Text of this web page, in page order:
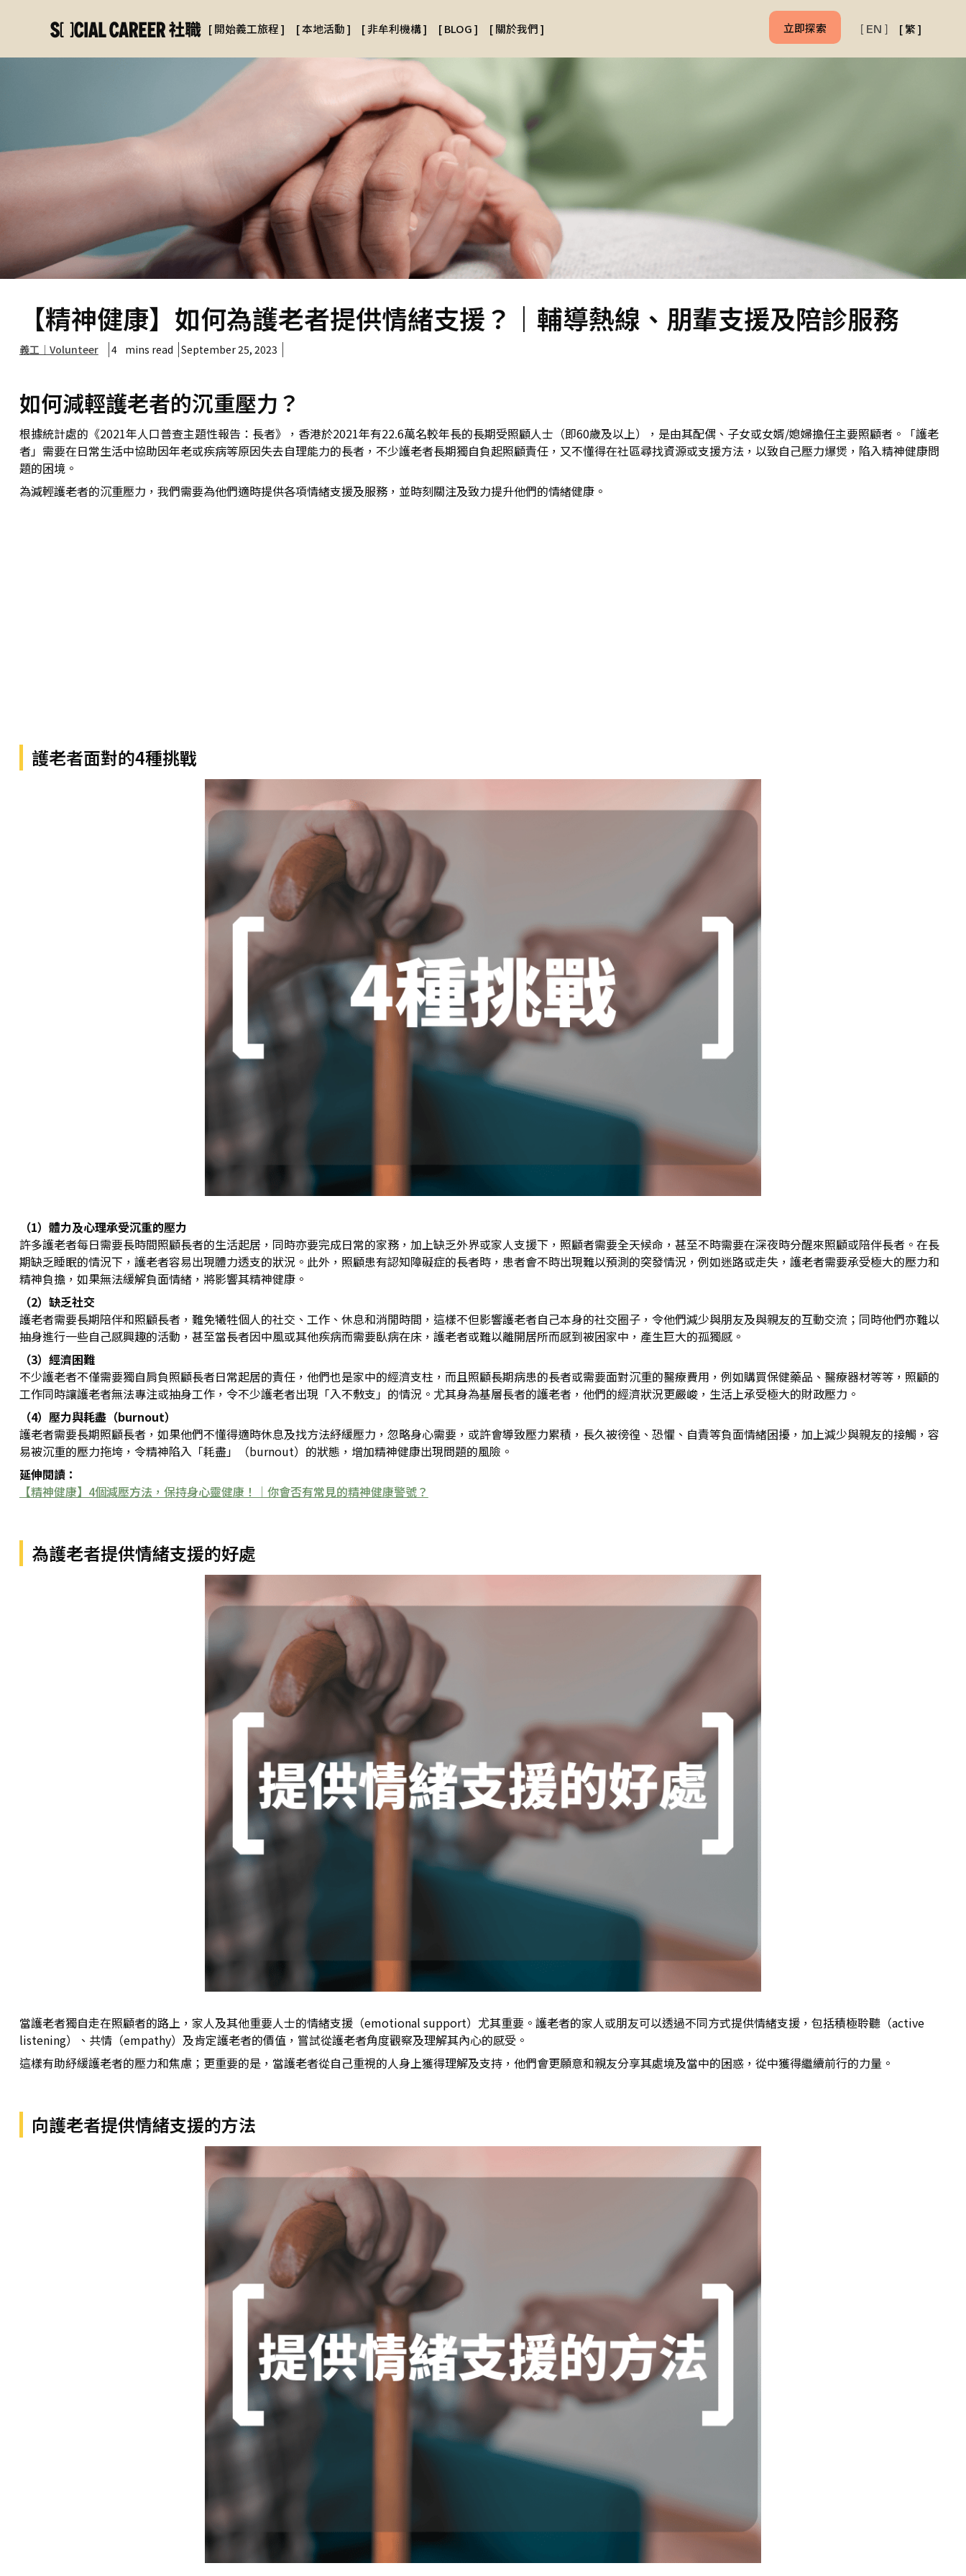
[開始義工旅程] [本地活動] [非牟利機構] [BLOG] [關於我們] 立即探索 [ EN ] [繁]
【精神健康】如何為護老者提供情緒支援？｜輔導熱線、朋輩支援及陪診服務
義工｜Volunteer 4 mins read September 25, 2023
如何減輕護老者的沉重壓力？
根據統計處的《2021年人口普查主題性報告：長者》，香港於2021年有22.6萬名較年長的長期受照顧人士（即60歲及以上），是由其配偶、子女或女婿/媳婦擔任主要照顧者。「護老
者」需要在日常生活中協助因年老或疾病等原因失去自理能力的長者，不少護老者長期獨自負起照顧責任，又不懂得在社區尋找資源或支援方法，以致自己壓力爆煲，陷入精神健康問
題的困境。
為減輕護老者的沉重壓力，我們需要為他們適時提供各項情緒支援及服務，並時刻關注及致力提升他們的情緒健康。
護老者面對的4種挑戰
（1）體力及心理承受沉重的壓力
許多護老者每日需要長時間照顧長者的生活起居，同時亦要完成日常的家務，加上缺乏外界或家人支援下，照顧者需要全天候命，甚至不時需要在深夜時分醒來照顧或陪伴長者。在長
期缺乏睡眠的情況下，護老者容易出現體力透支的狀況。此外，照顧患有認知障礙症的長者時，患者會不時出現難以預測的突發情況，例如迷路或走失，護老者需要承受極大的壓力和
精神負擔，如果無法緩解負面情緒，將影響其精神健康。
（2）缺乏社交
護老者需要長期陪伴和照顧長者，難免犧牲個人的社交、工作、休息和消閒時間，這樣不但影響護老者自己本身的社交圈子，令他們減少與朋友及與親友的互動交流；同時他們亦難以
抽身進行一些自己感興趣的活動，甚至當長者因中風或其他疾病而需要臥病在床，護老者或難以離開居所而感到被困家中，產生巨大的孤獨感。
（3）經濟困難
不少護老者不僅需要獨自肩負照顧長者日常起居的責任，他們也是家中的經濟支柱，而且照顧長期病患的長者或需要面對沉重的醫療費用，例如購買保健藥品、醫療器材等等，照顧的
工作同時讓護老者無法專注或抽身工作，令不少護老者出現「入不敷支」的情況。尤其身為基層長者的護老者，他們的經濟狀況更嚴峻，生活上承受極大的財政壓力。
（4）壓力與耗盡（burnout）
護老者需要長期照顧長者，如果他們不懂得適時休息及找方法紓緩壓力，忽略身心需要，或許會導致壓力累積，長久被徬徨、恐懼、自責等負面情緒困擾，加上減少與親友的接觸，容
易被沉重的壓力拖垮，令精神陷入「耗盡」（burnout）的狀態，增加精神健康出現問題的風險。
延伸閱讀：
【精神健康】4個減壓方法，保持身心靈健康！｜你會否有常見的精神健康警號？
為護老者提供情緒支援的好處
當護老者獨自走在照顧者的路上，家人及其他重要人士的情緒支援（emotional support）尤其重要。護老者的家人或朋友可以透過不同方式提供情緒支援，包括積極聆聽（active
listening）、共情（empathy）及肯定護老者的價值，嘗試從護老者角度觀察及理解其內心的感受。
這樣有助紓緩護老者的壓力和焦慮；更重要的是，當護老者從自己重視的人身上獲得理解及支持，他們會更願意和親友分享其處境及當中的困惑，從中獲得繼續前行的力量。
向護老者提供情緒支援的方法